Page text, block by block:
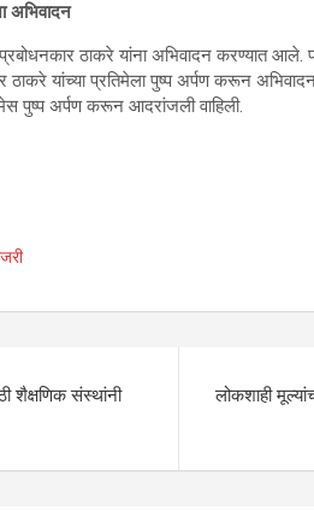
अभिवादन
ठाकरे यांना अभिवादन करण्यात
ठाकरे यांच्या प्रतिमेला पुष्प अर्पण करून
पुष्प अर्पण करून आदरांजली वाहिली.
शैक्षणिक संस्थांनी
लोकशाही